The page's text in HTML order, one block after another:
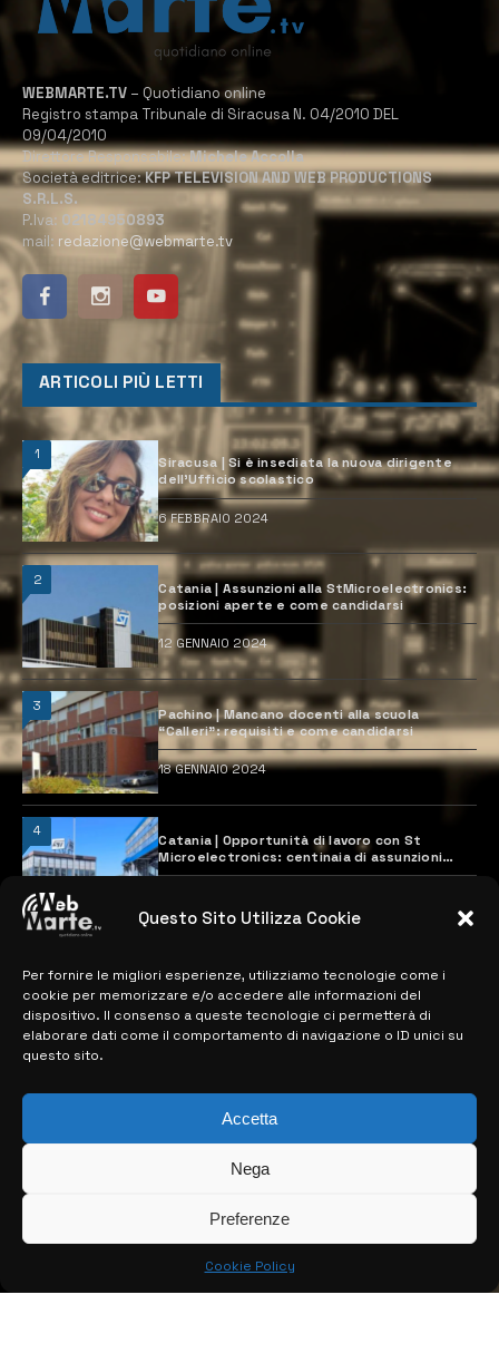
Questo Sito Utilizza Cookie
Per fornire le migliori esperienze, utilizziamo tecnologie come i
cookie per memorizzare e/o accedere alle informazioni del
dispositivo. Il consenso a queste tecnologie ci permetterà di
elaborare dati come il comportamento di navigazione o ID unici su
questo sito.
Accetta
Nega
Preferenze
Cookie Policy
WEBMARTE.TV – Quotidiano online
Registro stampa Tribunale di Siracusa N. 04/2010 DEL
09/04/2010
Direttore Responsabile:Michele Accolla
Società editrice:KFP TELEVISION AND WEB PRODUCTIONS
S.R.L.S.
P.Iva: 02184950893
mail: redazione@webmarte.tv
ARTICOLI PIÙ LETTI
1
Siracusa | Si è insediata la nuova dirigente
dell’Ufficio scolastico
6 FEBBRAIO 2024
2
Catania | Assunzioni alla StMicroelectronics:
posizioni aperte e come candidarsi
12 GENNAIO 2024
3
Pachino | Mancano docenti alla scuola
“Calleri”: requisiti e come candidarsi
18 GENNAIO 2024
4
Catania | Opportunità di lavoro con St
Microelectronics: centinaia di assunzioni
previste
MAPPA DEL SITO
> NOTIZIE